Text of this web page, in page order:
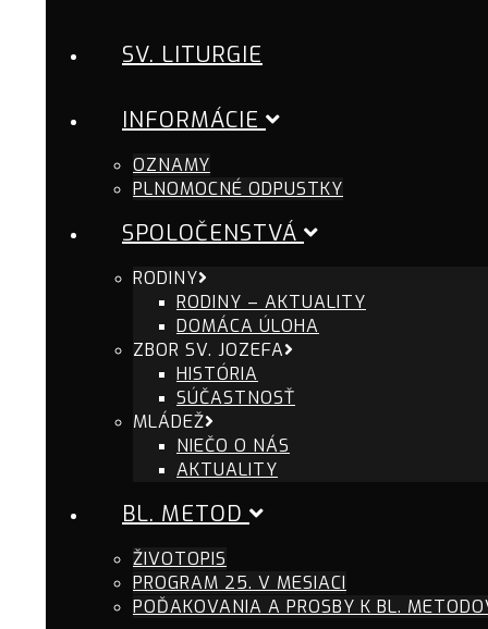
SV. LITURGIE
INFORMÁCIE
OZNAMY
PLNOMOCNÉ ODPUSTKY
SPOLOČENSTVÁ
RODINY
RODINY – AKTUALITY
DOMÁCA ÚLOHA
ZBOR SV. JOZEFA
HISTÓRIA
SÚČASTNOSŤ
MLÁDEŽ
NIEČO O NÁS
AKTUALITY
BL. METOD
ŽIVOTOPIS
PROGRAM 25. V MESIACI
POĎAKOVANIA A PROSBY K BL.